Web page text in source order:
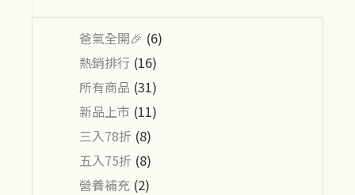
爸氣全開🎉 (6)
熱銷排行 (16)
所有商品 (31)
新品上市 (11)
三入78折 (8)
五入75折 (8)
營養補充 (2)